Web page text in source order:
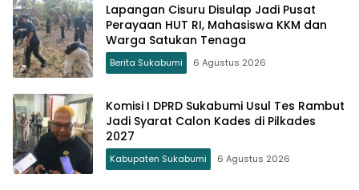
Lapangan Cisuru Disulap Jadi Pusat
Perayaan HUT RI, Mahasiswa KKM dan
Warga Satukan Tenaga
Berita Sukabumi 6 Agustus 2026
Komisi I DPRD Sukabumi Usul Tes Rambut
Jadi Syarat Calon Kades di Pilkades
2027
Kabupaten Sukabumi 6 Agustus 2026